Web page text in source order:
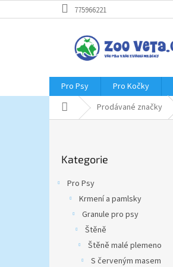
na
775966221
Pro Psy Pro Kočky
Domů Prodávané značky
kategorie
Kategorie
Pro Psy
Krmení a pamlsky
Granule pro psy
Štěně
Štěně malé plemeno
S červeným masem